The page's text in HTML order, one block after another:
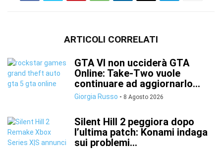
ARTICOLI CORRELATI
GTA VI non ucciderà GTA
Online: Take-Two vuole
continuare ad aggiornarlo...
Giorgia Russo - 8 Agosto 2026
Silent Hill 2 peggiora dopo
l’ultima patch: Konami indaga
sui problemi...